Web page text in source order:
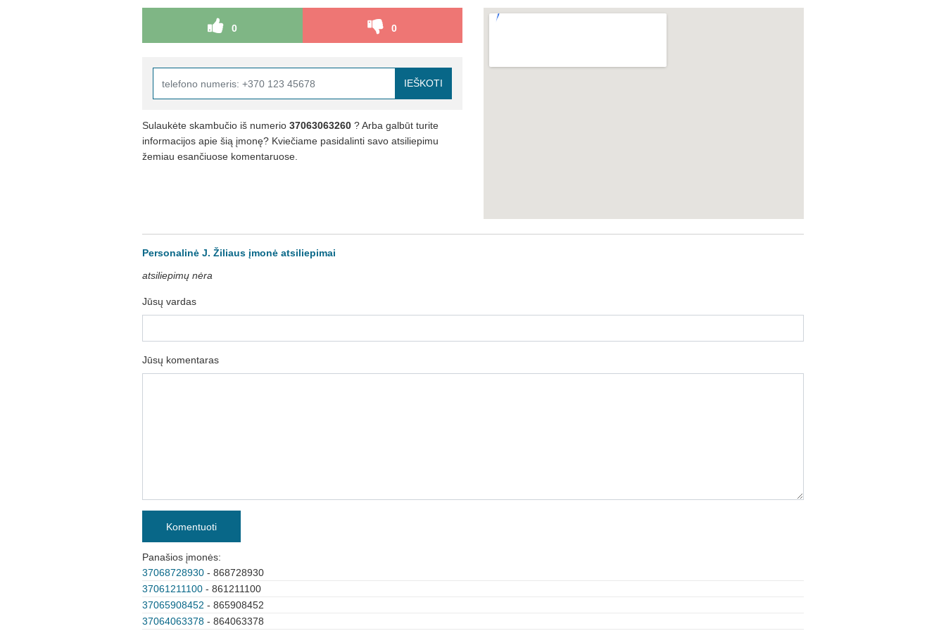
0 0
IEŠKOTI
Sulaukėte skambučio iš numerio 37063063260 ? Arba galbūt turite
informacijos apie šią įmonę? Kviečiame pasidalinti savo atsiliepimu
žemiau esančiuose komentaruose.
Personalinė J. Žiliaus įmonė atsiliepimai
atsiliepimų nėra
Jūsų vardas
Jūsų komentaras
Komentuoti
Panašios įmonės:
37068728930 - 868728930
37061211100 - 861211100
37065908452 - 865908452
37064063378 - 864063378